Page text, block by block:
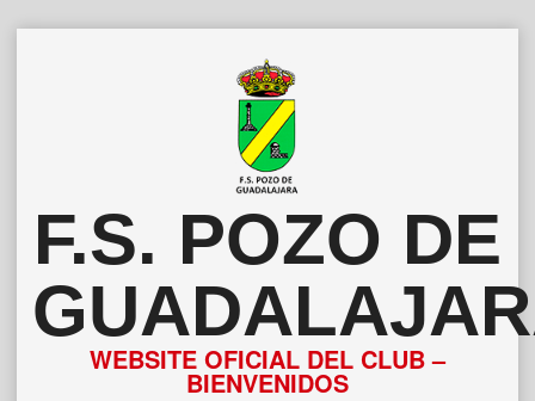
F.S. POZO DE
WEBSITE OFICIAL DEL CLUB –
BIENVENIDOS